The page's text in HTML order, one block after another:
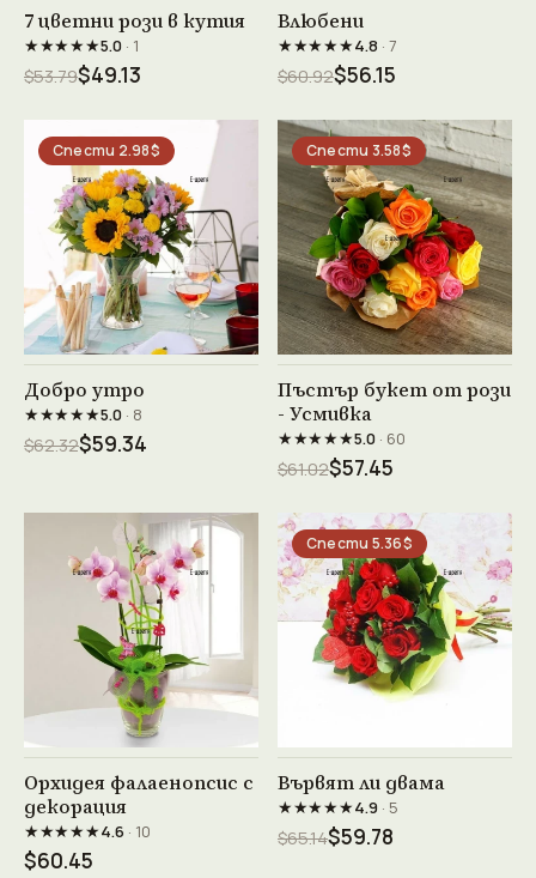
Виж продукта →
7 цветни рози в кутия
★★★★★5.0· 1
$53.79$49.13
Виж продукта →
Влюбени
★★★★★4.8 · 7
$60.92$56.15
Спести 2.98$
Добро утро
★★★★★5.0· 8
$62.32$59.34
Спести 3.58$
Виж продукта →
Пъстър букет от рози
- Усмивка
★★★★★5.0· 60
$61.02$57.45
Виж продукта →
Орхидея фалаенопсис с
декорация
★★★★★4.6 · 10
$60.45
Спести 5.36$
Виж продукта →
Вървят ли двама
★★★★★4.9· 5
$65.14$59.78